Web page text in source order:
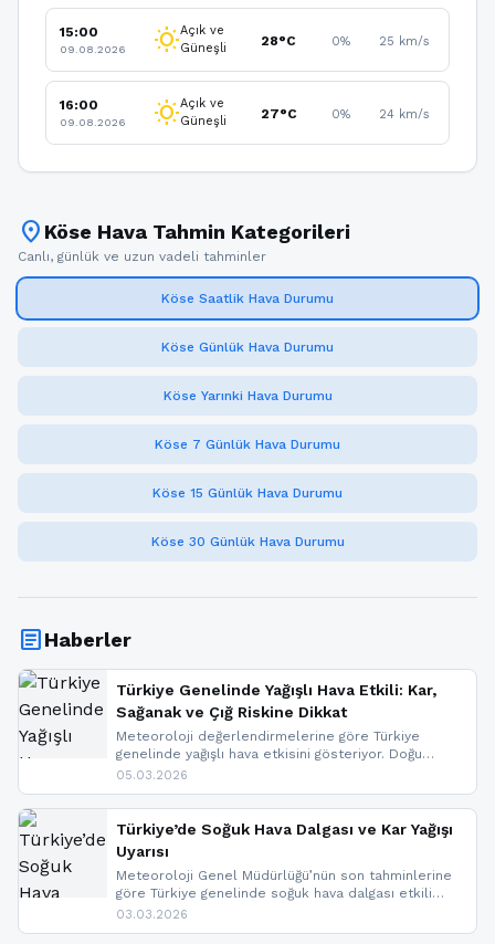
15:00
09.08.2026 wb_sunnyAçık ve
Güneşli
28°C 0% 25 km/s
16:00
09.08.2026 wb_sunnyAçık ve
Güneşli
27°C 0% 24 km/s
location_on Köse Hava Tahmin Kategorileri
Canlı, günlük ve uzun vadeli tahminler
Köse Saatlik Hava Durumu
Köse Günlük Hava Durumu
Köse Yarınki Hava Durumu
Köse 7 Günlük Hava Durumu
Köse 15 Günlük Hava Durumu
Köse 30 Günlük Hava Durumu
articleHaberler
Türkiye Genelinde Yağışlı Hava Etkili: Kar,
Sağanak ve Çığ Riskine Dikkat
Meteoroloji değerlendirmelerine göre Türkiye
genelinde yağışlı hava etkisini gösteriyor. Doğu
bölgelerinde kar yağışı beklenirken Marmara ve
ise çığ tehlikesi bulunuyor. İç kesimlerde sis ve pus
nedeniyle görüş mesafesinde azalma
yaşanabileceği belirtiliyor.
05.03.2026
Türkiye’de Soğuk Hava Dalgası ve Kar Yağışı
Uyarısı
Meteoroloji Genel Müdürlüğü’nün son tahminlerine
göre Türkiye genelinde soğuk hava dalgası etkili
oluyor. Birçok il için kar yağışı ve buzlanma uyarısı
03.03.2026